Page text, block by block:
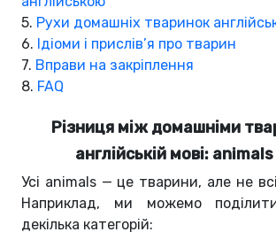
5. Рухи домашніх тваринок
6. Ідіоми і прислів’я про тварин
7. Вправи на закріплення
8. FAQ
Різниця між домашніми
англійській мові:
Усі animals — це тварини, але не
Наприклад, ми можемо
декілька категорій: